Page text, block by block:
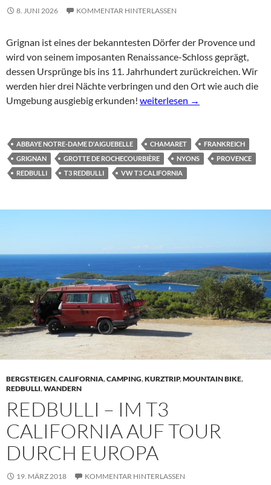
8. JUNI 2026 KOMMENTAR HINTERLASSEN
Grignan ist eines der bekanntesten Dörfer der Provence und
wird von seinem imposanten Renaissance-Schloss geprägt,
dessen Ursprünge bis ins 11. Jahrhundert zurückreichen. Wir
werden hier drei Nächte verbringen und den Ort wie auch die
Umgebung ausgiebig erkunden! Grignan – tolles Dorf mit
weiterlesen →
ABBAYE NOTRE-DAME D'AIGUEBELLE CHAMARET
FRANKREICH
GRIGNAN
GROTTE DE ROCHECOURBIÈRE NYONS
PROVENCE
REDBULLI
T3 REDBULLI VW T3 CALIFORNIA
BERGSTEIGEN,CALIFORNIA,CAMPING,KURZTRIP,MOUNTAIN BIKE,
REDBULLI,WANDERN
REDBULLI – IM T3
CALIFORNIA AUF TOUR
DURCH EUROPA
19. MÄRZ 2018 KOMMENTAR HINTERLASSEN